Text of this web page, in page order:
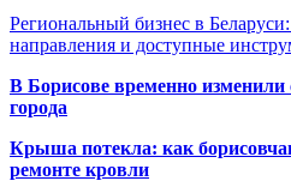
Региональный бизнес в
направления и доступные
В Борисове временно
города
Крыша потекла: как
ремонте кровли